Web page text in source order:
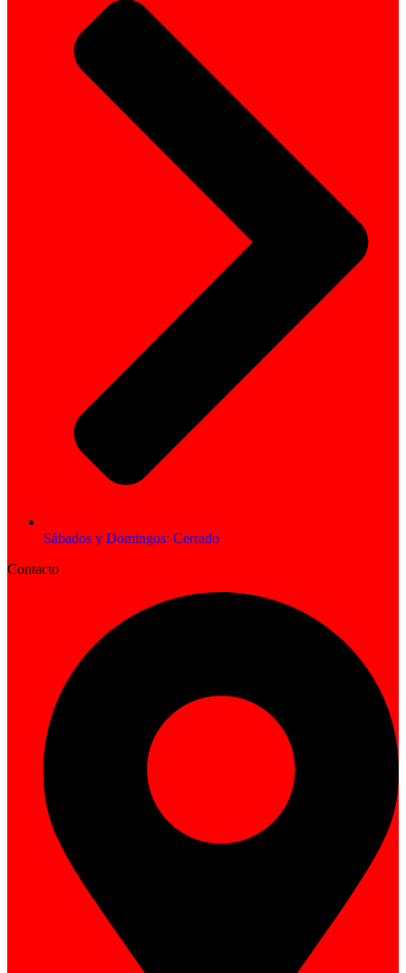
Sábados y Domingos: Cerrado
Contacto